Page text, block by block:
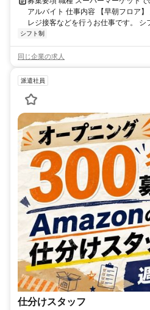
アルバイト 仕事内容 【早朝フロア】
レジ接客などを行うお仕事です。 シ
シフト制
同じ企業の求人
派遣社員
仕分けスタッフ